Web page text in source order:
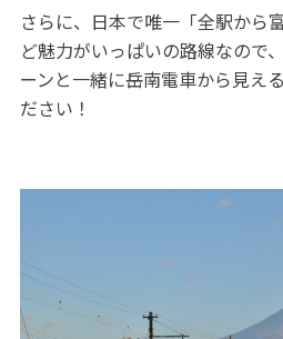
さらに、日本で唯一「全駅から
ど魅力がいっぱいの路線なので
ーンと一緒に岳南電車から見え
ださい！